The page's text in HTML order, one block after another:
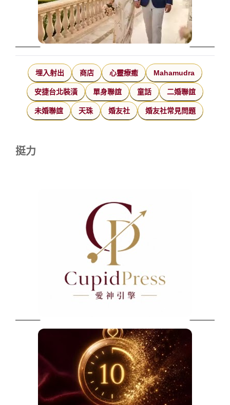
埋入射出 商店 心靈療癒 Mahamudra
安捷台北裝潢 單身聯誼 童話 二婚聯誼
未婚聯誼 天珠 婚友社 婚友社常見問題
挺力